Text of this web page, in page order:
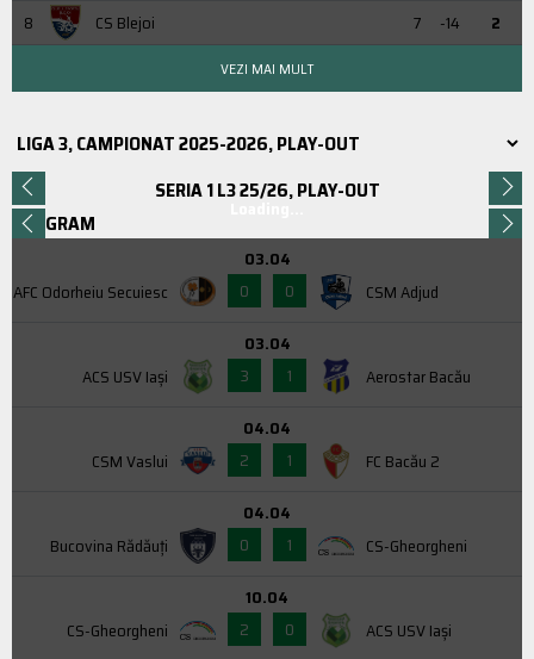
8
CS Blejoi 7 -14 2
VEZI MAI MULT
SERIA 1 L3 25/26, PLAY-OUT
Loading...
PROGRAM
AFC Odorheiu Secuiesc
03.04
0
0 CSM Adjud
ACS USV Iaşi
03.04
3
1 Aerostar Bacău
CSM Vaslui
04.04
2
1 FC Bacău 2
Bucovina Rădăuți
04.04
0
1 CS-Gheorgheni
CS-Gheorgheni
10.04
2
0 ACS USV Iaşi